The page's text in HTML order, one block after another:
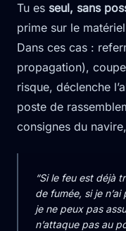
Tu es seul, sans
prime sur le
Dans ces cas :
propagation),
risque, déclenche
poste de
consignes du
“Si le feu est déjà
de fumée, si je
je ne peux pas
n’attaque pas au